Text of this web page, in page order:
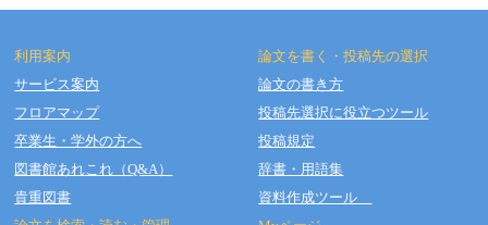
利用案内
サービス案内
フロアマップ
卒業生・学外の方へ
図書館あれこれ（Q&A）
貴重図書
論文を書く・投稿先の選択
論文の書き方
投稿先選択に役立つツール
投稿規定
辞書・用語集
資料作成ツール
Copyright © OSAKA DENTAL UNIVERSITY LIBRARY All Rights Reserved.